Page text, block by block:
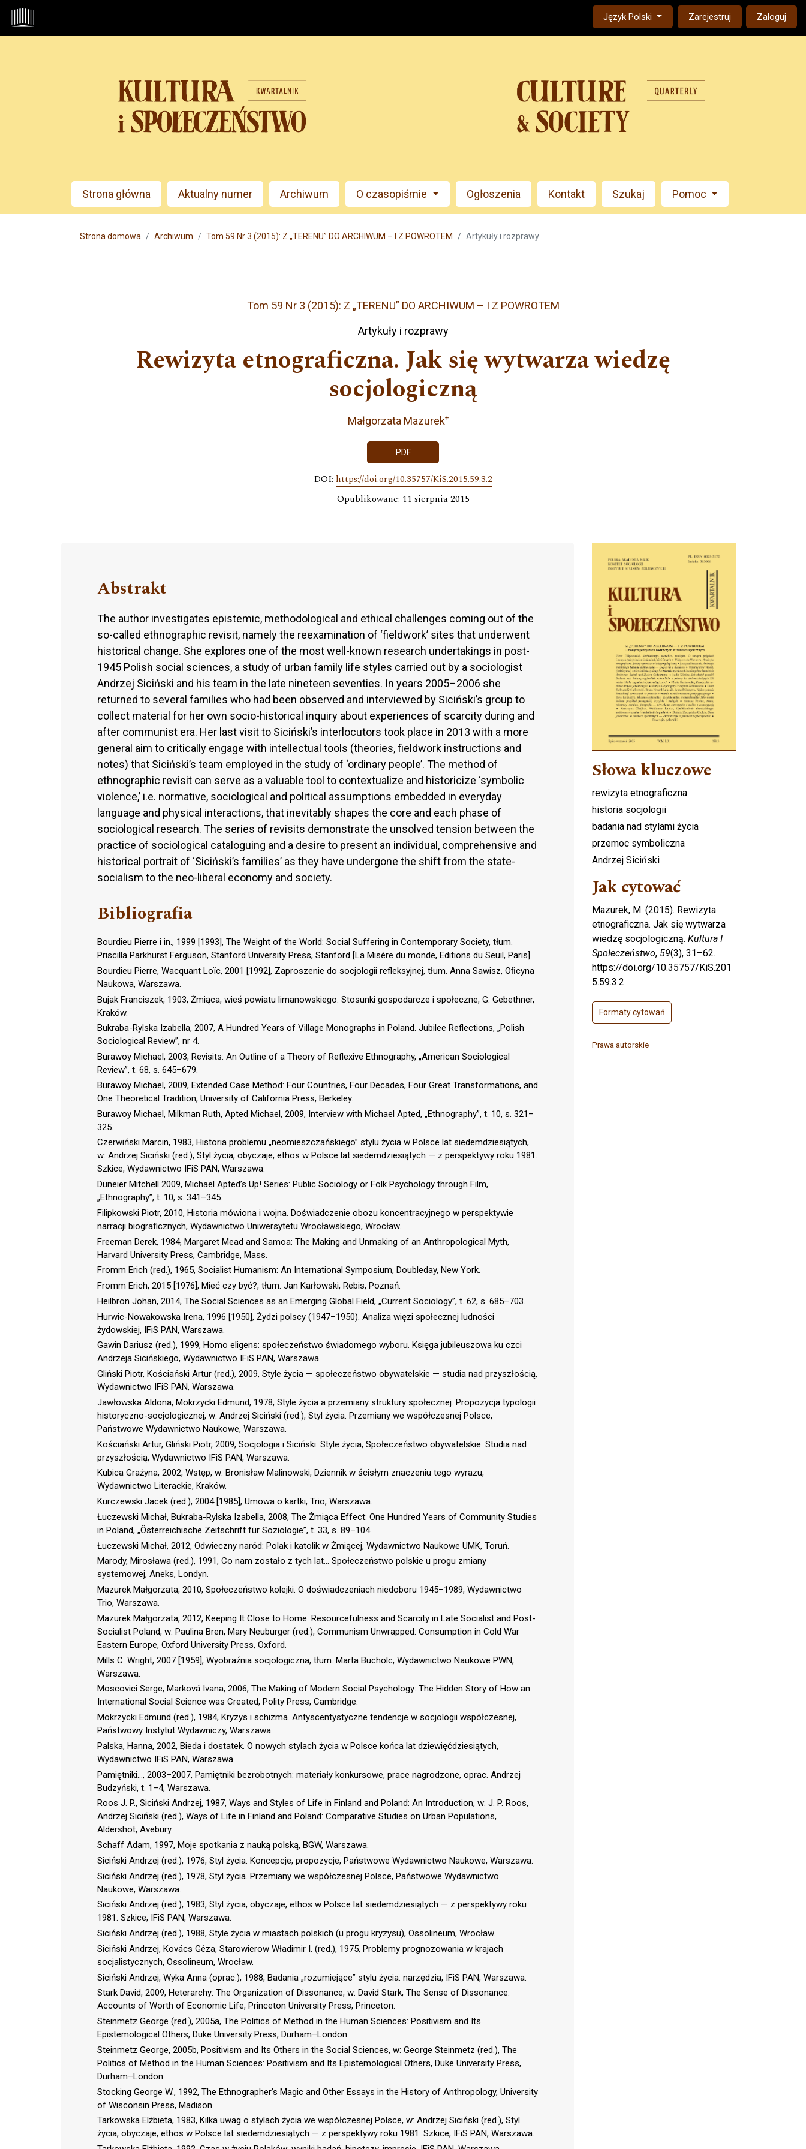
Przejdź do głównego menu
Przejdź do sekcji głównej
Przejdź do stopki
Change the language. The current language is:
Język Polski
Admin menu Zarejestruj Zaloguj
Main menu
Strona główna Aktualny numer Archiwum O czasopiśmie Ogłoszenia Kontakt Szukaj Pomoc
Strona domowa Archiwum Tom 59 Nr 3 (2015): Z „TERENU” DO ARCHIWUM – I Z POWROTEM Artykuły i rozprawy
Tom 59 Nr 3 (2015): Z „TERENU” DO ARCHIWUM – I Z POWROTEM
Artykuły i rozprawy
Rewizyta etnograficzna. Jak się wytwarza wiedzę
socjologiczną
Małgorzata Mazurek+
PDF
DOI: https://doi.org/10.35757/KiS.2015.59.3.2
Opublikowane: 11 sierpnia 2015
Abstrakt
The author investigates epistemic, methodological and ethical challenges coming out of the
so-called ethnographic revisit, namely the reexamination of ‘fieldwork’ sites that underwent
historical change. She explores one of the most well-known research undertakings in post-
1945 Polish social sciences, a study of urban family life styles carried out by a sociologist
Andrzej Siciński and his team in the late nineteen seventies. In years 2005–2006 she
returned to several families who had been observed and interviewed by Siciński’s group to
collect material for her own socio-historical inquiry about experiences of scarcity during and
after communist era. Her last visit to Siciński’s interlocutors took place in 2013 with a more
general aim to critically engage with intellectual tools (theories, fieldwork instructions and
notes) that Siciński’s team employed in the study of ‘ordinary people’. The method of
ethnographic revisit can serve as a valuable tool to contextualize and historicize ‘symbolic
violence,’ i.e. normative, sociological and political assumptions embedded in everyday
language and physical interactions, that inevitably shapes the core and each phase of
sociological research. The series of revisits demonstrate the unsolved tension between the
practice of sociological cataloguing and a desire to present an individual, comprehensive and
historical portrait of ‘Siciński’s families’ as they have undergone the shift from the state-
socialism to the neo-liberal economy and society.
Bibliografia
Bourdieu Pierre i in., 1999 [1993], The Weight of the World: Social Suffering in Contemporary Society, tłum.
Priscilla Parkhurst Ferguson, Stanford University Press, Stanford [La Misère du monde, Editions du Seuil, Paris].
Bourdieu Pierre, Wacquant Loïc, 2001 [1992], Zaproszenie do socjologii refleksyjnej, tłum. Anna Sawisz, Oﬁcyna
Naukowa, Warszawa.
Bujak Franciszek, 1903, Żmiąca, wieś powiatu limanowskiego. Stosunki gospodarcze i społeczne, G. Gebethner,
Kraków.
Bukraba-Rylska Izabella, 2007, A Hundred Years of Village Monographs in Poland. Jubilee Reflections, „Polish
Sociological Review”, nr 4.
Burawoy Michael, 2003, Revisits: An Outline of a Theory of Reflexive Ethnography, „American Sociological
Review”, t. 68, s. 645–679.
Burawoy Michael, 2009, Extended Case Method: Four Countries, Four Decades, Four Great Transformations, and
One Theoretical Tradition, University of California Press, Berkeley.
Burawoy Michael, Milkman Ruth, Apted Michael, 2009, Interview with Michael Apted, „Ethnography”, t. 10, s. 321–
325.
Czerwiński Marcin, 1983, Historia problemu „neomieszczańskiego” stylu życia w Polsce lat siedemdziesiątych,
w: Andrzej Siciński (red.), Styl życia, obyczaje, ethos w Polsce lat siedemdziesiątych — z perspektywy roku 1981.
Szkice, Wydawnictwo IFiS PAN, Warszawa.
Duneier Mitchell 2009, Michael Apted’s Up! Series: Public Sociology or Folk Psychology through Film,
„Ethnography”, t. 10, s. 341–345.
Filipkowski Piotr, 2010, Historia mówiona i wojna. Doświadczenie obozu koncentracyjnego w perspektywie
narracji biograficznych, Wydawnictwo Uniwersytetu Wrocławskiego, Wrocław.
Freeman Derek, 1984, Margaret Mead and Samoa: The Making and Unmaking of an Anthropological Myth,
Harvard University Press, Cambridge, Mass.
Fromm Erich (red.), 1965, Socialist Humanism: An International Symposium, Doubleday, New York.
Fromm Erich, 2015 [1976], Mieć czy być?, tłum. Jan Karłowski, Rebis, Poznań.
Heilbron Johan, 2014, The Social Sciences as an Emerging Global Field, „Current Sociology”, t. 62, s. 685–703.
Hurwic-Nowakowska Irena, 1996 [1950], Żydzi polscy (1947–1950). Analiza więzi społecznej ludności
żydowskiej, IFiS PAN, Warszawa.
Gawin Dariusz (red.), 1999, Homo eligens: społeczeństwo świadomego wyboru. Księga jubileuszowa ku czci
Andrzeja Sicińskiego, Wydawnictwo IFiS PAN, Warszawa.
Gliński Piotr, Kościański Artur (red.), 2009, Style życia — społeczeństwo obywatelskie — studia nad przyszłością,
Wydawnictwo IFiS PAN, Warszawa.
Jawłowska Aldona, Mokrzycki Edmund, 1978, Style życia a przemiany struktury społecznej. Propozycja typologii
historyczno-socjologicznej, w: Andrzej Siciński (red.), Styl życia. Przemiany we współczesnej Polsce,
Państwowe Wydawnictwo Naukowe, Warszawa.
Kościański Artur, Gliński Piotr, 2009, Socjologia i Siciński. Style życia, Społeczeństwo obywatelskie. Studia nad
przyszłością, Wydawnictwo IFiS PAN, Warszawa.
Kubica Grażyna, 2002, Wstęp, w: Bronisław Malinowski, Dziennik w ścisłym znaczeniu tego wyrazu,
Wydawnictwo Literackie, Kraków.
Kurczewski Jacek (red.), 2004 [1985], Umowa o kartki, Trio, Warszawa.
Łuczewski Michał, Bukraba-Rylska Izabella, 2008, The Żmiąca Effect: One Hundred Years of Community Studies
in Poland, „Österreichische Zeitschrift für Soziologie”, t. 33, s. 89–104.
Łuczewski Michał, 2012, Odwieczny naród: Polak i katolik w Żmiącej, Wydawnictwo Naukowe UMK, Toruń.
Marody, Mirosława (red.), 1991, Co nam zostało z tych lat… Społeczeństwo polskie u progu zmiany
systemowej, Aneks, Londyn.
Mazurek Małgorzata, 2010, Społeczeństwo kolejki. O doświadczeniach niedoboru 1945–1989, Wydawnictwo
Trio, Warszawa.
Mazurek Małgorzata, 2012, Keeping It Close to Home: Resourcefulness and Scarcity in Late Socialist and Post-
Socialist Poland, w: Paulina Bren, Mary Neuburger (red.), Communism Unwrapped: Consumption in Cold War
Eastern Europe, Oxford University Press, Oxford.
Mills C. Wright, 2007 [1959], Wyobraźnia socjologiczna, tłum. Marta Bucholc, Wydawnictwo Naukowe PWN,
Warszawa.
Moscovici Serge, Marková Ivana, 2006, The Making of Modern Social Psychology: The Hidden Story of How an
International Social Science was Created, Polity Press, Cambridge.
Mokrzycki Edmund (red.), 1984, Kryzys i schizma. Antyscentystyczne tendencje w socjologii współczesnej,
Państwowy Instytut Wydawniczy, Warszawa.
Palska, Hanna, 2002, Bieda i dostatek. O nowych stylach życia w Polsce końca lat dziewięćdziesiątych,
Wydawnictwo IFiS PAN, Warszawa.
Pamiętniki…, 2003–2007, Pamiętniki bezrobotnych: materiały konkursowe, prace nagrodzone, oprac. Andrzej
Budzyński, t. 1–4, Warszawa.
Roos J. P., Siciński Andrzej, 1987, Ways and Styles of Life in Finland and Poland: An Introduction, w: J. P. Roos,
Andrzej Siciński (red.), Ways of Life in Finland and Poland: Comparative Studies on Urban Populations,
Aldershot, Avebury.
Schaff Adam, 1997, Moje spotkania z nauką polską, BGW, Warszawa.
Siciński Andrzej (red.), 1976, Styl życia. Koncepcje, propozycje, Państwowe Wydawnictwo Naukowe, Warszawa.
Siciński Andrzej (red.), 1978, Styl życia. Przemiany we współczesnej Polsce, Państwowe Wydawnictwo
Naukowe, Warszawa.
Siciński Andrzej (red.), 1983, Styl życia, obyczaje, ethos w Polsce lat siedemdziesiątych — z perspektywy roku
1981. Szkice, IFiS PAN, Warszawa.
Siciński Andrzej (red.), 1988, Style życia w miastach polskich (u progu kryzysu), Ossolineum, Wrocław.
Siciński Andrzej, Kovács Géza, Starowierow Władimir I. (red.), 1975, Problemy prognozowania w krajach
socjalistycznych, Ossolineum, Wrocław.
Siciński Andrzej, Wyka Anna (oprac.), 1988, Badania „rozumiejące” stylu życia: narzędzia, IFiS PAN, Warszawa.
Stark David, 2009, Heterarchy: The Organization of Dissonance, w: David Stark, The Sense of Dissonance:
Accounts of Worth of Economic Life, Princeton University Press, Princeton.
Steinmetz George (red.), 2005a, The Politics of Method in the Human Sciences: Positivism and Its
Epistemological Others, Duke University Press, Durham–London.
Steinmetz George, 2005b, Positivism and Its Others in the Social Sciences, w: George Steinmetz (red.), The
Politics of Method in the Human Sciences: Positivism and Its Epistemological Others, Duke University Press,
Durham–London.
Stocking George W., 1992, The Ethnographer’s Magic and Other Essays in the History of Anthropology, University
of Wisconsin Press, Madison.
Tarkowska Elżbieta, 1983, Kilka uwag o stylach życia we współczesnej Polsce, w: Andrzej Siciński (red.), Styl
życia, obyczaje, ethos w Polsce lat siedemdziesiątych — z perspektywy roku 1981. Szkice, IFiS PAN, Warszawa.
Cover image
Słowa kluczowe
rewizyta etnograficzna
historia socjologii
badania nad stylami życia
przemoc symboliczna
Andrzej Siciński
Jak cytować
Mazurek, M. (2015). Rewizyta
etnograficzna. Jak się wytwarza
wiedzę socjologiczną. Kultura I
Społeczeństwo, 59(3), 31–62.
https://doi.org/10.35757/KiS.201
5.59.3.2
Formaty cytowań
Prawa autorskie